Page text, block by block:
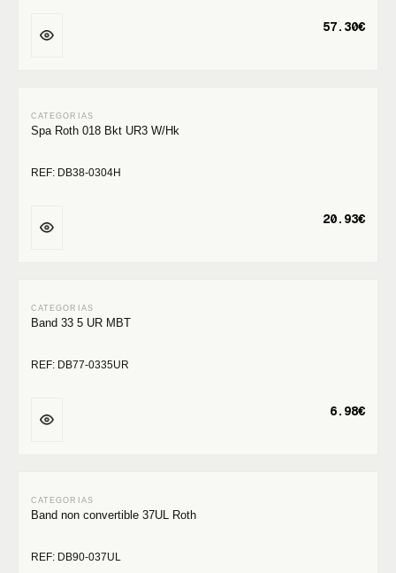
57.30€
Spa Roth 018 Bkt UR3 W/Hk
REF: DB38-0304H
20.93€
Band 33 5 UR MBT
REF: DB77-0335UR
6.98€
Band non convertible 37UL Roth
REF: DB90-037UL